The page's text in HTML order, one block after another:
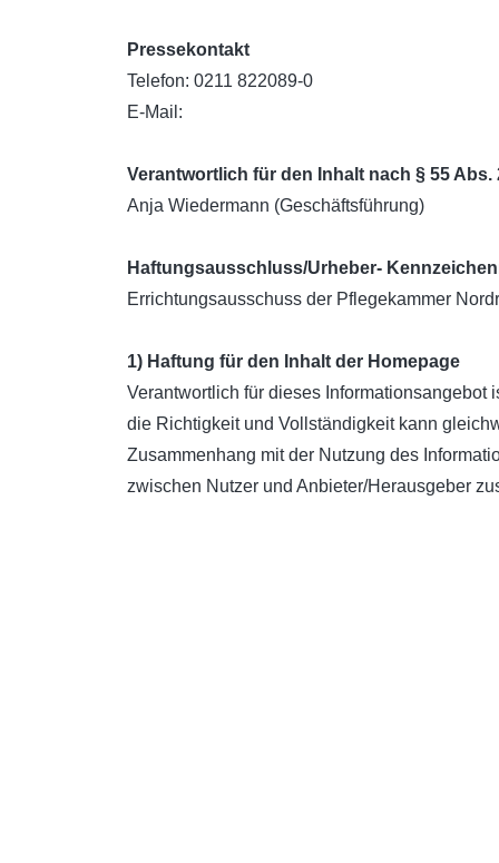
Pressekontakt
Telefon: 0211 822089-0
E-Mail:
Verantwortlich für den Inhalt nach § 55 Abs.
Anja Wiedermann (Geschäftsführung)
Haftungsausschluss/Urheber-
Errichtungsausschuss der Pflegekammer
1) Haftung für den Inhalt der Homepage
Verantwortlich für dieses Informationsangebot
die Richtigkeit und Vollständigkeit kann
Zusammenhang mit der Nutzung des
zwischen Nutzer und Anbieter/Herausgeber